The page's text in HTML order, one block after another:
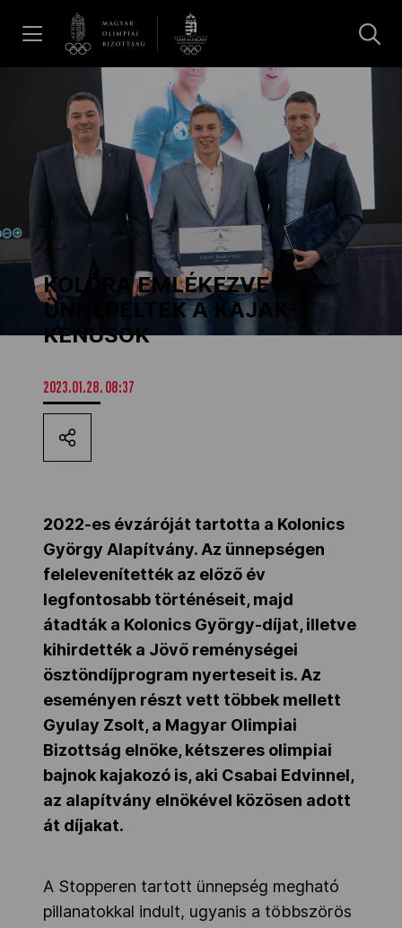
Hírek
Galéria
Dakar 2026
Los Angeles 2028
Kettőskarrier-program
Társszervezetek
OVEP
Adatbank
KOLÓRA EMLÉKEZVE
ÜNNEPELTEK A KAJAK-
KENUSOK
2023.01.28. 08:37
2022-es évzáróját tartotta a Kolonics
György Alapítvány. Az ünnepségen
felelevenítették az előző év
legfontosabb történéseit, majd
átadták a Kolonics György-díjat, illetve
kihirdették a Jövő reménységei
ösztöndíjprogram nyerteseit is. Az
eseményen részt vett többek mellett
Gyulay Zsolt, a Magyar Olimpiai
Bizottság elnöke, kétszeres olimpiai
bajnok kajakozó is, aki Csabai Edvinnel,
az alapítvány elnökével közösen adott
át díjakat.
A Stopperen tartott ünnepség megható
pillanatokkal indult, ugyanis a többszörös